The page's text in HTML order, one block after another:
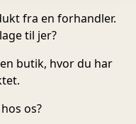
fra en forhandler.
til jer?
butik, hvor du har
os?